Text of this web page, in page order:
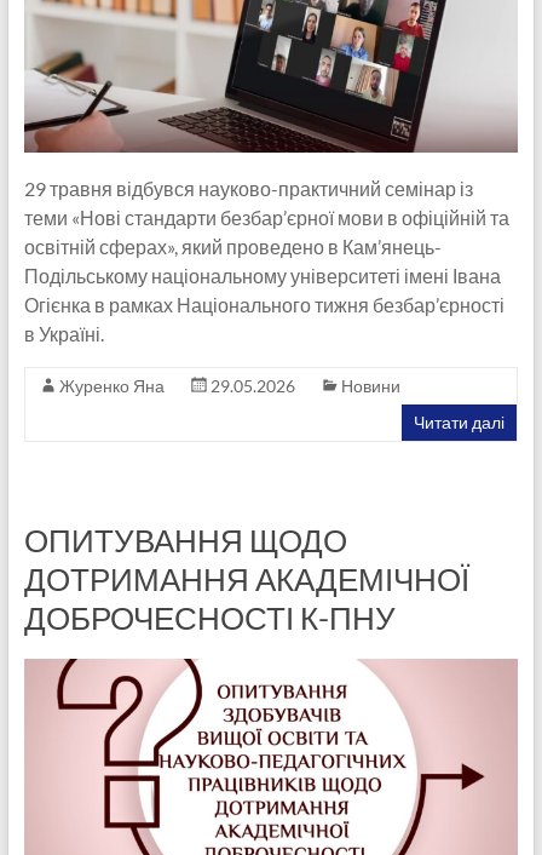
29 травня відбувся науково-практичний семінар із
теми «Нові стандарти безбар’єрної мови в офіційній та
освітній сферах», який проведено в Кам’янець-
Подільському національному університеті імені Івана
Огієнка в рамках Національного тижня безбар’єрності
в Україні.
Журенко Яна 29.05.2026
Новини
Читати далі
ОПИТУВАННЯ ЩОДО
ДОТРИМАННЯ АКАДЕМІЧНОЇ
ДОБРОЧЕСНОСТІ К-ПНУ